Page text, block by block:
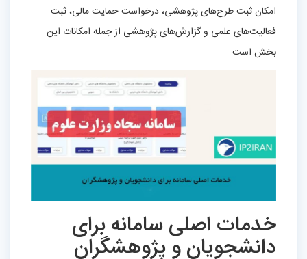
امکان ثبت طرح‌های پژوهشی، درخواست حمایت مالی، ثبت
فعالیت‌های علمی و گزارش‌های پژوهشی از جمله امکانات این
بخش است.
خدمات اصلی سامانه برای
دانشجویان و پژوهشگران